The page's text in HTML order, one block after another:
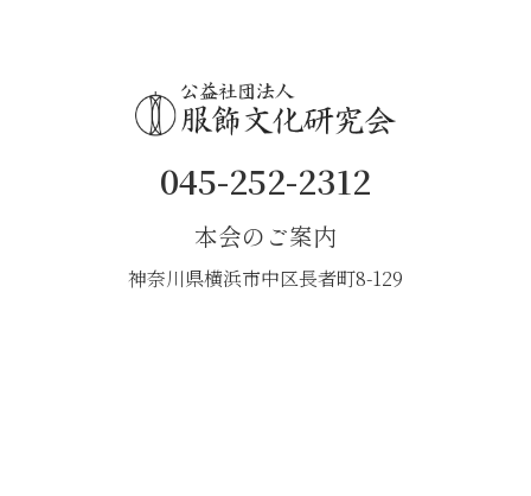
045-252-2312
本会のご案内
神奈川県横浜市中区長者町8-129